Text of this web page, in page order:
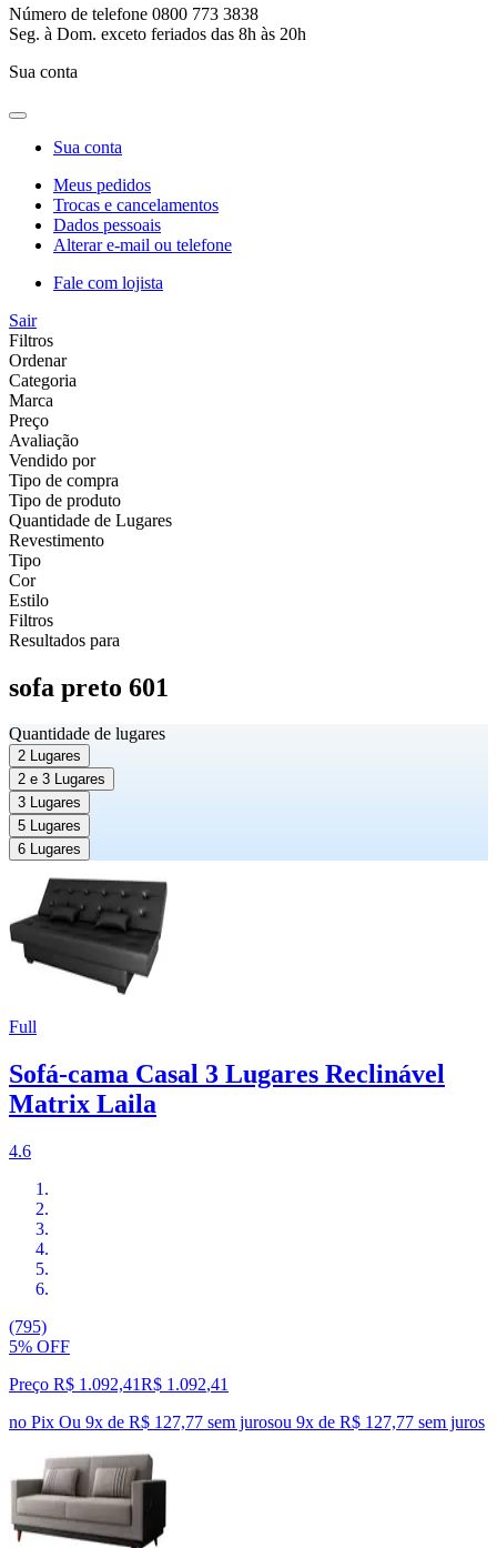
Número de telefone 0800 773 3838
Seg. à Dom. exceto feriados das 8h às 20h
Sua conta
Sua conta
Meus pedidos
Trocas e cancelamentos
Dados pessoais
Alterar e-mail ou telefone
Fale com lojista
Sair
Filtros
Ordenar
Categoria
Marca
Preço
Avaliação
Vendido por
Tipo de compra
Tipo de produto
Quantidade de Lugares
Revestimento
Tipo
Cor
Estilo
Filtros
Resultados para
sofa preto 601
Quantidade de lugares
2 Lugares
2 e 3 Lugares
3 Lugares
5 Lugares
6 Lugares
Full
Sofá-cama Casal 3 Lugares Reclinável
Matrix Laila
4.6
(795)
5% OFF
Preço R$ 1.092,41R$ 1.092,41
no Pix Ou 9x de R$ 127,77 sem jurosou 9x de R$ 127,77 sem juros